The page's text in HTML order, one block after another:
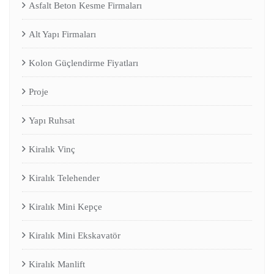
Asfalt Beton Kesme Firmaları
Alt Yapı Firmaları
Kolon Güçlendirme Fiyatları
Proje
Yapı Ruhsat
Kiralık Vinç
Kiralık Telehender
Kiralık Mini Kepçe
Kiralık Mini Ekskavatör
Kiralık Manlift